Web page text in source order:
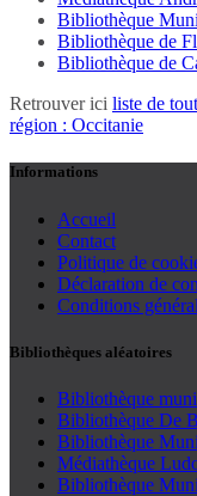
Bibliothèque
Bibliothèque de
Bibliothèque de
Retrouver ici liste de
région : Occitanie
Informations
Accueil
Contact
Politique de
Déclaration de
Conditions
Bibliothèques aléatoires
Bibliothèque
Bibliothèque De
Bibliothèque
Médiathèque
Bibliothèque